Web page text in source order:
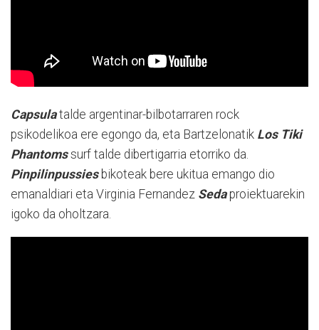
Capsulatalde argentinar-bilbotarraren rock
psikodelikoa ere egongo da, eta Bartzelonatik Los Tiki
Phantomssurf talde dibertigarria etorriko da.
Pinpilinpussiesbikoteak bere ukitua emango dio
emanaldiari eta Virginia Fernandez Sedaproiektuarekin
igoko da oholtzara.